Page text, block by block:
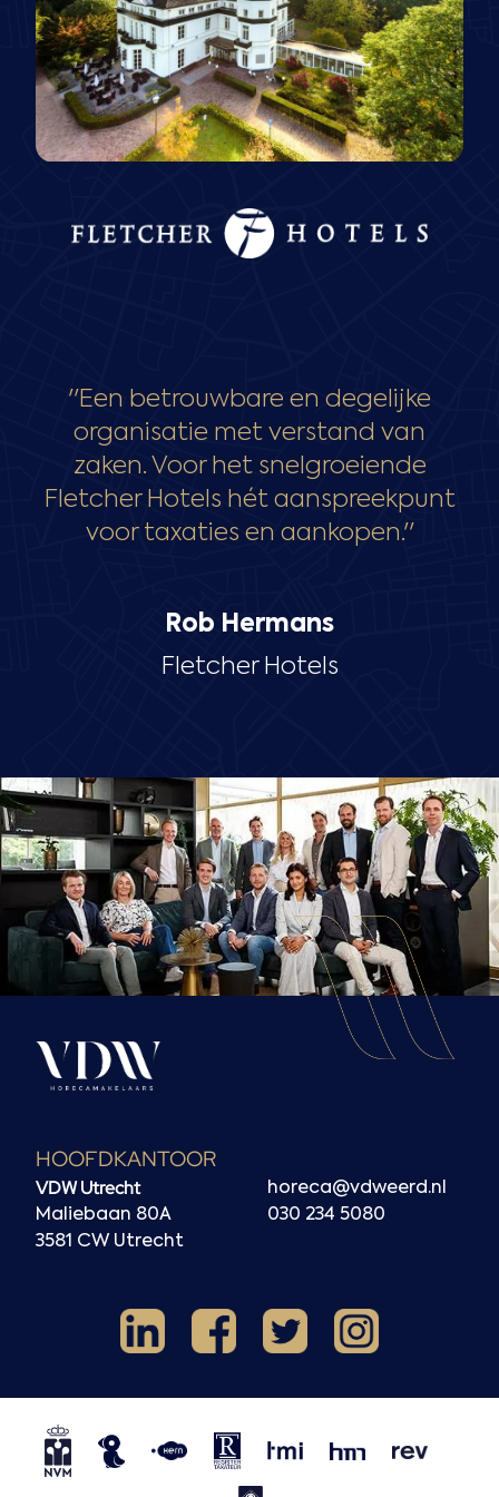
''Een betrouwbare en degelijke
organisatie met verstand van
zaken. Voor het snelgroeiende
Fletcher Hotels hét aanspreekpunt
voor taxaties en aankopen.''
Rob Hermans
Fletcher Hotels
HOOFDKANTOOR
VDW Utrecht
Maliebaan 80A
3581 CW Utrecht
horeca@vdweerd.nl
030 234 5080
LinkedInFacebook
X Instagram
NVM
Horecaspot
Kern
NRVT
TMI HMN REV